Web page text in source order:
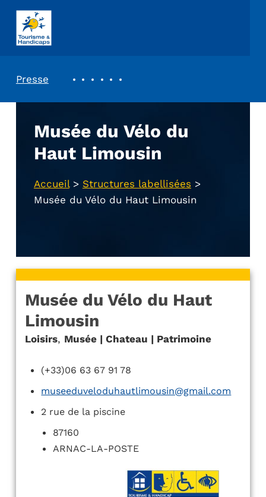
ASSOCIATION TOURISME ET HANDICAPS
Presse
Musée du Vélo du
Haut Limousin
Accueil> Structures labellisées >
Musée du Vélo du Haut Limousin
Musée du Vélo du Haut
Limousin
Loisirs, Musée | Chateau | Patrimoine
(+33)06 63 67 91 78
museeduveloduhautlimousin@gmail.com
2 rue de la piscine
87160
ARNAC-LA-POSTE